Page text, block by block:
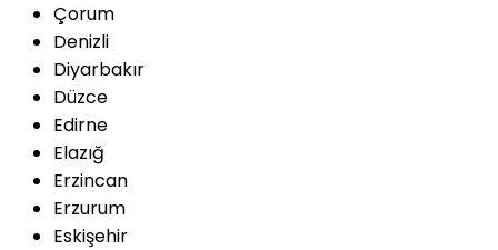
Çorum
Denizli
Diyarbakır
Düzce
Edirne
Elazığ
Erzincan
Erzurum
Eskişehir